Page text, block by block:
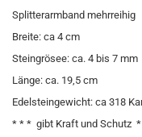
Splitterarmband mehrreihig
Breite: ca 4 cm
Steingrösee: ca. 4 bis 7 mm
Länge: ca. 19,5 cm
Edelsteingewicht: ca 318
* * * gibt Kraft und Schutz